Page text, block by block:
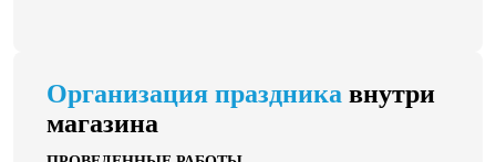
Организация праздника внутри
магазина